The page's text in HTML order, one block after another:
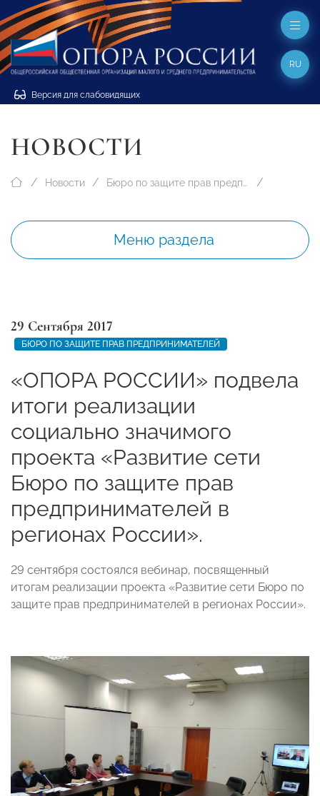
Версия для слабовидящих
RU
НОВОСТИ
Новости Бюро по защите прав предпринимателей
Меню раздела
29 Сентября 2017
БЮРО ПО ЗАЩИТЕ ПРАВ ПРЕДПРИНИМАТЕЛЕЙ
«ОПОРА РОССИИ» подвела
итоги реализации
социально значимого
проекта «Развитие сети
Бюро по защите прав
предпринимателей в
регионах России».
29 сентября состоялся вебинар, посвященный
итогам реализации проекта «Развитие сети Бюро по
защите прав предпринимателей в регионах России».